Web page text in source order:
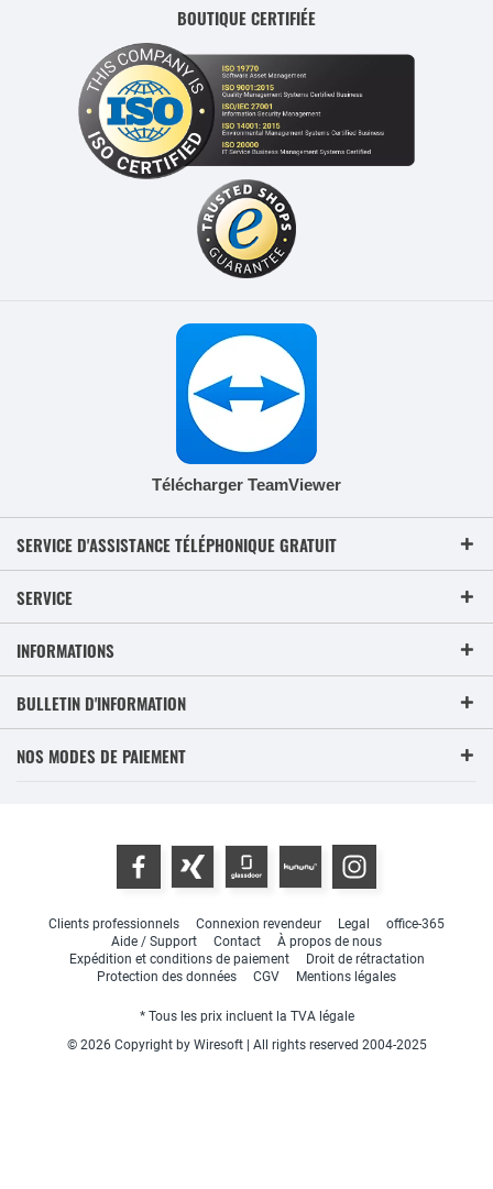
BOUTIQUE CERTIFIÉE
Télécharger TeamViewer
SERVICE D'ASSISTANCE TÉLÉPHONIQUE GRATUIT
SERVICE
INFORMATIONS
BULLETIN D'INFORMATION
NOS MODES DE PAIEMENT
Clients professionnels Connexion revendeur Legal
office-365
Aide / Support
Contact
À propos de nous
Expédition et conditions de paiement
Droit de rétractation
Protection des données
CGV Mentions légales
* Tous les prix incluent la TVA légale
© 2026 Copyright by Wiresoft | All rights reserved 2004-2025